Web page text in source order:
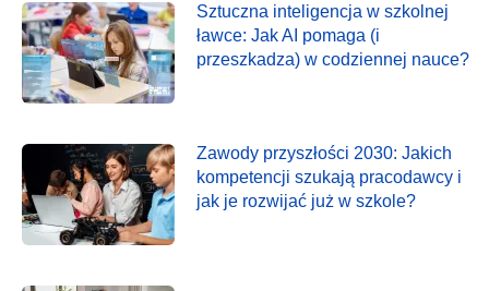
Sztuczna inteligencja w szkolnej
ławce: Jak AI pomaga (i
przeszkadza) w codziennej nauce?
Zawody przyszłości 2030: Jakich
kompetencji szukają pracodawcy i
jak je rozwijać już w szkole?